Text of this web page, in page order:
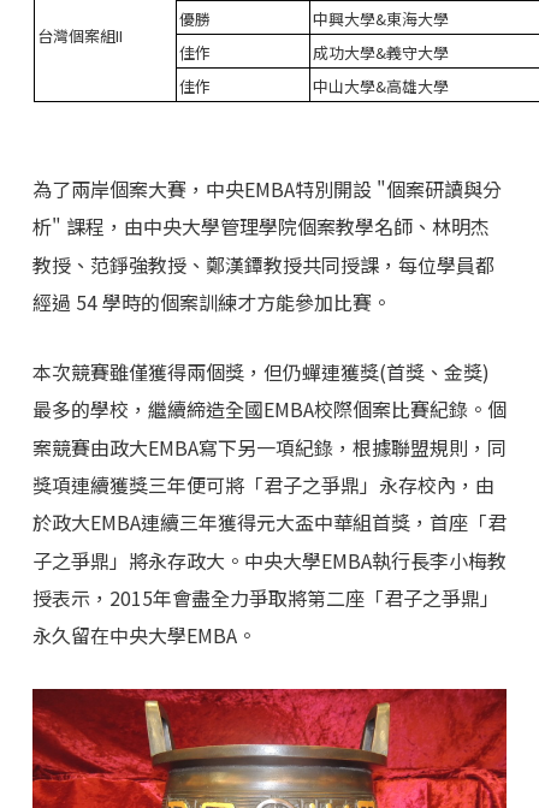
台灣個案組II
優勝
中興大學&東海大學
佳作
成功大學&義守大學
佳作
中山大學&高雄大學
為了兩岸個案大賽，中央EMBA特別開設 "個案研讀與分
析" 課程，由中央大學管理學院個案教學名師、林明杰
教授、范錚強教授、鄭漢鐔教授共同授課，每位學員都
經過 54 學時的個案訓練才方能參加比賽。
本次競賽雖僅獲得兩個獎，但仍蟬連獲獎(首獎、金獎)
最多的學校，繼續締造全國EMBA校際個案比賽紀錄。個
案競賽由政大EMBA寫下另一項紀錄，根據聯盟規則，同
獎項連續獲獎三年便可將「君子之爭鼎」永存校內，由
於政大EMBA連續三年獲得元大盃中華組首獎，首座「君
子之爭鼎」將永存政大。中央大學EMBA執行長李小梅教
授表示，2015年會盡全力爭取將第二座「君子之爭鼎」
永久留在中央大學EMBA。